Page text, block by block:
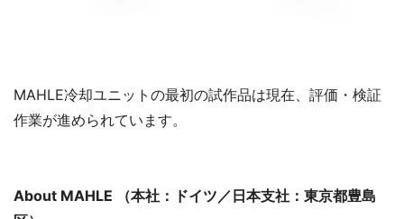
MAHLE冷却ユニットの最初の試作品は現在、評価・検証
作業が進められています。
About MAHLE （本社：ドイツ／日本支社：東京都豊島